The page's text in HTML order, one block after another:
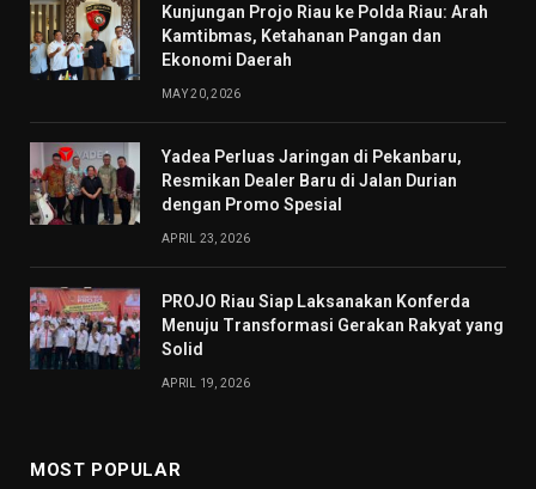
Kunjungan Projo Riau ke Polda Riau: Arah
Kamtibmas, Ketahanan Pangan dan
Ekonomi Daerah
MAY 20, 2026
Yadea Perluas Jaringan di Pekanbaru,
Resmikan Dealer Baru di Jalan Durian
dengan Promo Spesial
APRIL 23, 2026
PROJO Riau Siap Laksanakan Konferda
Menuju Transformasi Gerakan Rakyat yang
Solid
APRIL 19, 2026
MOST POPULAR